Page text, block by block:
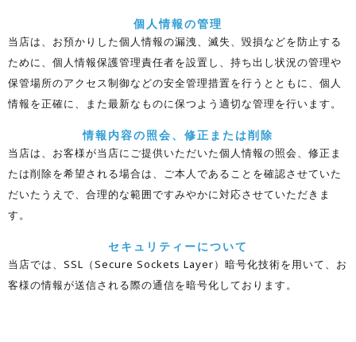
個人情報の管理
当店は、お預かりした個人情報の漏洩、滅失、毀損などを防止する
ために、個人情報保護管理責任者を設置し、持ち出し状況の管理や
保管場所のアクセス制御などの安全管理措置を行うとともに、個人
情報を正確に、また最新なものに保つよう適切な管理を行います。
情報内容の照会、修正または削除
当店は、お客様が当店にご提供いただいた個人情報の照会、修正ま
たは削除を希望される場合は、ご本人であることを確認させていた
だいたうえで、合理的な範囲ですみやかに対応させていただきま
す。
セキュリティーについて
当店では、SSL（Secure Sockets Layer）暗号化技術を用いて、お
客様の情報が送信される際の通信を暗号化しております。